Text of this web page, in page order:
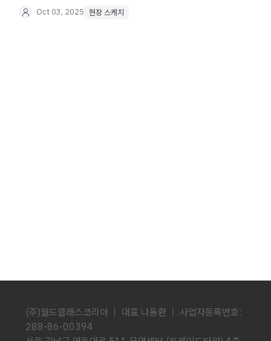
Oct 03, 2025 현장 스케치
(주)월드클래스코리아 ㅣ 대표 나동환 ㅣ 사업자등록번호:
288-86-00394